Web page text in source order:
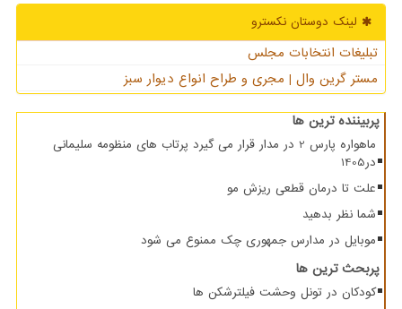
لینک دوستان نكسترو
تبلیغات انتخابات مجلس
مستر گرین وال | مجری و طراح انواع دیوار سبز
پربیننده ترین ها
ماهواره پارس 2 در مدار قرار می گیرد پرتاب های منظومه سلیمانی
در1405
علت تا درمان قطعی ریزش مو
شما نظر بدهید
موبایل در مدارس جمهوری چک ممنوع می شود
پربحث ترین ها
کودکان در تونل وحشت فیلترشکن ها